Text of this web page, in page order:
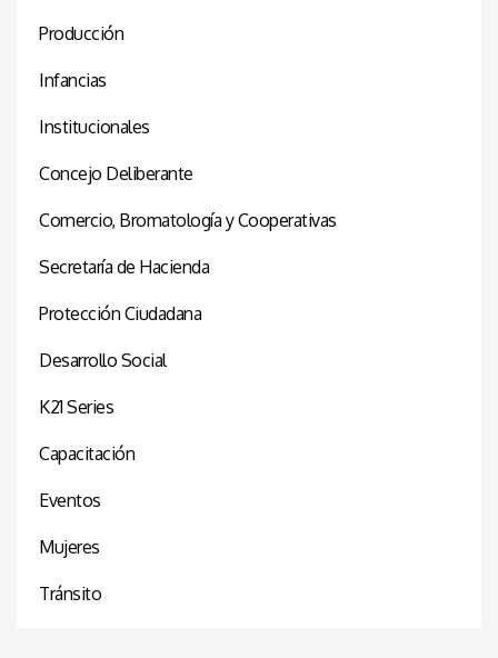
Producción
Infancias
Institucionales
Concejo Deliberante
Comercio, Bromatología y Cooperativas
Secretaría de Hacienda
Protección Ciudadana
Desarrollo Social
K21 Series
Capacitación
Eventos
Mujeres
Tránsito